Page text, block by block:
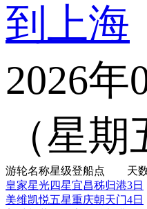
到上海
2026年
（星期
游轮名称星级登船点 天
皇家星光四星宜昌秭归港3日
美维凯悦五星重庆朝天门4日